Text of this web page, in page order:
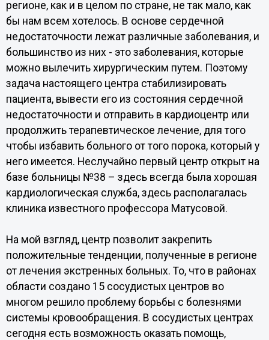
регионе, как и в целом по стране, не так мало, как
бы нам всем хотелось. В основе сердечной
недостаточности лежат различные заболевания, и
большинство из них - это заболевания, которые
можно вылечить хирургическим путем. Поэтому
задача настоящего центра стабилизировать
пациента, вывести его из состояния сердечной
недостаточности и отправить в кардиоцентр или
продолжить терапевтическое лечение, для того
чтобы избавить больного от того порока, который у
него имеется. Неслучайно первый центр открыт на
базе больницы №38 – здесь всегда была хорошая
кардиологическая служба, здесь располагалась
клиника известного профессора Матусовой.
На мой взгляд, центр позволит закрепить
положительные тенденции, полученные в регионе
от лечения экстренных больных. То, что в районах
области создано 15 сосудистых центров во
многом решило проблему борьбы с болезнями
системы кровообращения. В сосудистых центрах
сегодня есть возможность оказать помощь,